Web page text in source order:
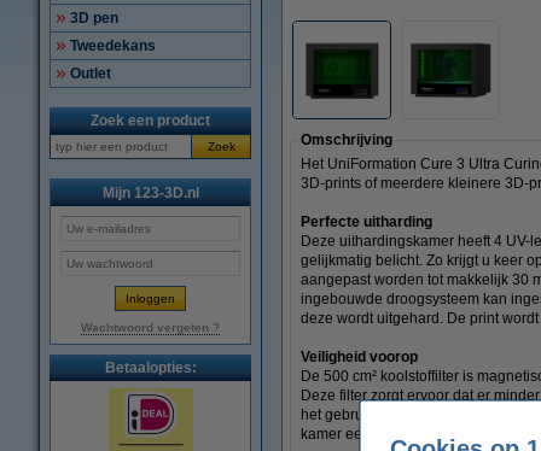
3D pen
Tweedekans
Outlet
Zoek een product
Zoek
Mijn 123-3D.nl
Wachtwoord vergeten ?
Betaalopties:
Omschrijving
Het UniFormation Cure 3 Ultra
3D-prints of meerdere kleinere 3D-
Perfecte uitharding
Deze uithardingskamer heeft 4 UV-
gelijkmatig belicht. Zo krijgt u keer
aangepast worden tot makkelijk 30
ingebouwde droogsysteem kan
deze wordt uitgehard. De print
Veiligheid voorop
De 500 cm² koolstoffilter is
Deze filter zorgt ervoor dat er
het gebruiken van deze
kamer een plastic bescherming